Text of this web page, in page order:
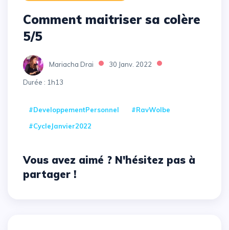
Comment maitriser sa colère
5/5
Mariacha Drai 30 Janv. 2022
Durée : 1h13
#DeveloppementPersonnel
#RavWolbe
#CycleJanvier2022
Vous avez aimé ? N'hésitez pas à
partager !